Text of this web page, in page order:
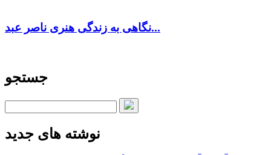
نگاهی به زندگی هنری ناصر عبد...
جستجو
نوشته های جدید